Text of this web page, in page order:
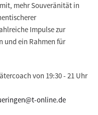
mehr Souveränität in
Impulse zur
und ein Rahmen für
von 19:30 - 21 Uhr
online.de